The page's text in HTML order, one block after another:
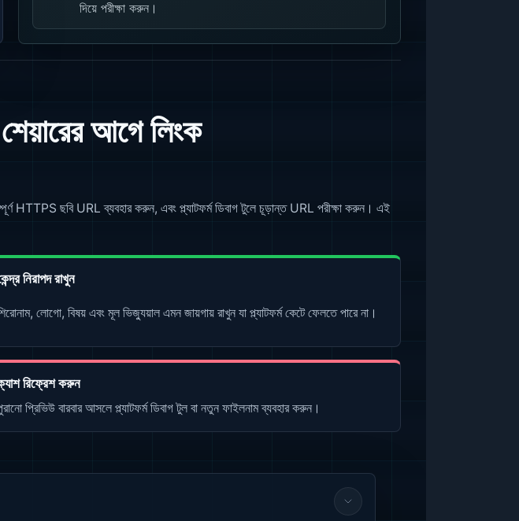
দিয়ে পরীক্ষা করুন।
আগে লিংক
HTTPS ছবি URL ব্যবহার করুন, এবং প্ল্যাটফর্ম ডিবাগ টুলে চূড়ান্ত URL পরীক্ষা করুন। এই
নিরাপদ রাখুন
লোগো, বিষয় এবং মূল ভিজ্যুয়াল এমন জায়গায় রাখুন যা প্ল্যাটফর্ম কেটে ফেলতে পারে না।
রিফ্রেশ করুন
প্রিভিউ বারবার আসলে প্ল্যাটফর্ম ডিবাগ টুল বা নতুন ফাইলনাম ব্যবহার করুন।